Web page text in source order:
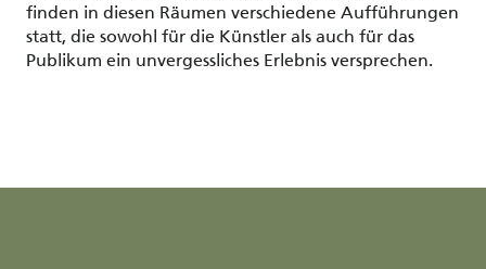
finden in diesen Räumen verschiedene Aufführungen
statt, die sowohl für die Künstler als auch für das
Publikum ein unvergessliches Erlebnis versprechen.